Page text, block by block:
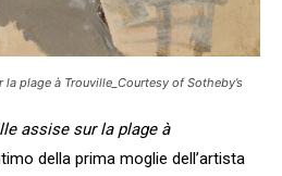
plage à Trouville_Courtesy of Sotheby’s
assise sur la plage à
della prima moglie dell’artista